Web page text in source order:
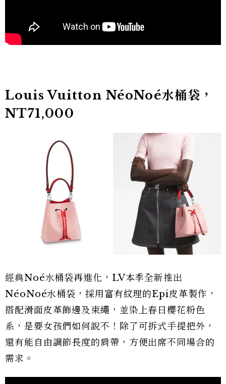
Louis Vuitton NéoNoé水桶袋，
NT71,000
經典Noé水桶袋再進化，LV本季全新推出
NéoNoé水桶袋，採用富有紋理的Epi皮革製作，
搭配滑面皮革飾邊及束繩，並染上春日櫻花粉色
系，是要女孩們如何說不！除了可拆式手提把外，
還有能自由調節長度的肩帶，方便出席不同場合的
需求。